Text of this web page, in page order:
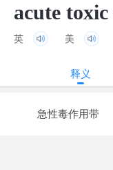
acute toxic
英 美
释义
急性毒作用带